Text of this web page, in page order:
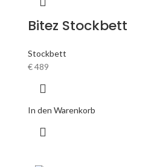
Bitez Stockbett
Stockbett
€489
In den Warenkorb